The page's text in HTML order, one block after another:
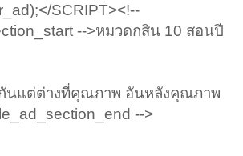
SCRIPT><!--
-->หมวดกสิน 10 สอนปี
กันแต่ต่างที่คุณภาพ อันหลังคุณภาพ
-->